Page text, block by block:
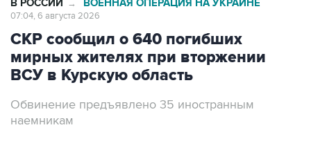
СКР сообщил о 640 погибших
мирных жителях при вторжении
ВСУ в Курскую область
Обвинение предъявлено 35 иностранным
Москва. 6 августа. INTERFAX.RU - Ущерб от